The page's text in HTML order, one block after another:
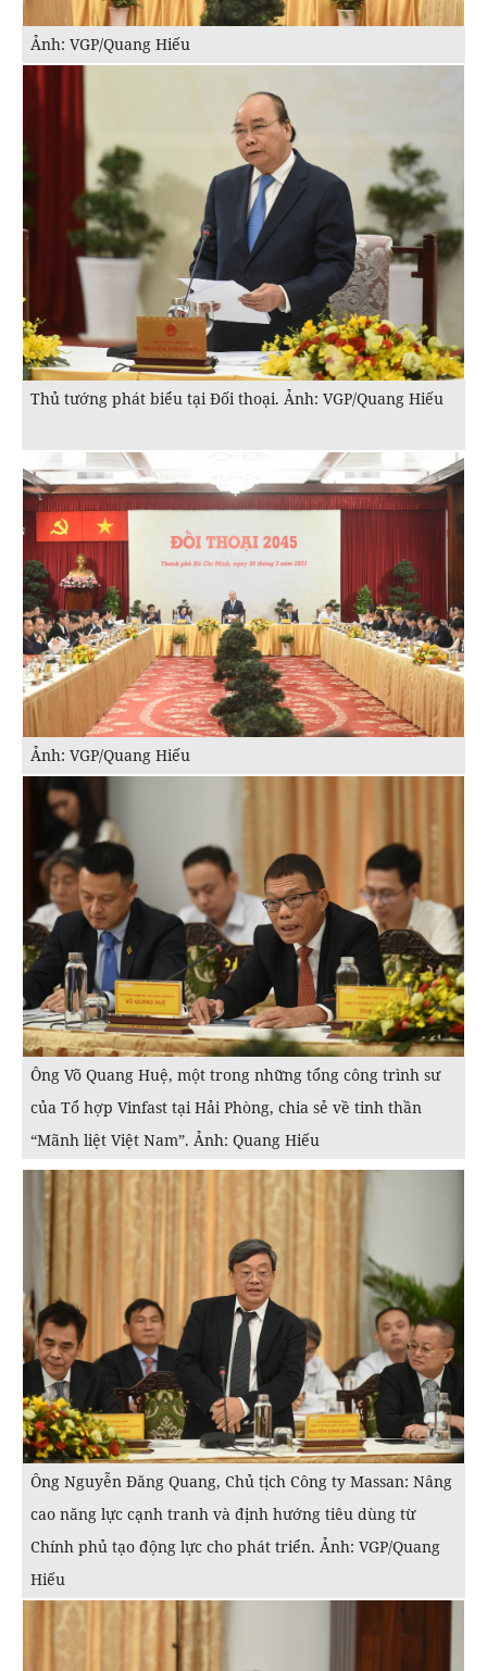
Ảnh: VGP/Quang Hiếu
Thủ tướng phát biểu tại Đối thoại. Ảnh: VGP/Quang Hiếu
Ảnh: VGP/Quang Hiếu
Ông Võ Quang Huệ, một trong những tổng công trình sư
của Tổ hợp Vinfast tại Hải Phòng, chia sẻ về tinh thần
“Mãnh liệt Việt Nam”. Ảnh: Quang Hiếu
Ông Nguyễn Đăng Quang, Chủ tịch Công ty Massan: Nâng
cao năng lực cạnh tranh và định hướng tiêu dùng từ
Chính phủ tạo động lực cho phát triển. Ảnh: VGP/Quang
Hiếu